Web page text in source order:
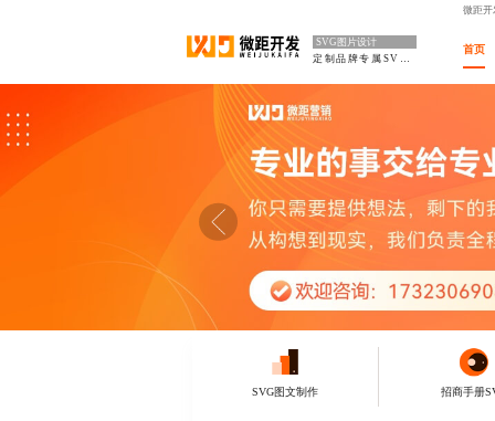
微距开
SVG图片设计
定制品牌专属SVG推文
首页
SVG图文制作 招商手册